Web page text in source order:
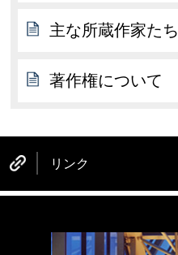
主な所蔵作家たち
著作権について
リンク